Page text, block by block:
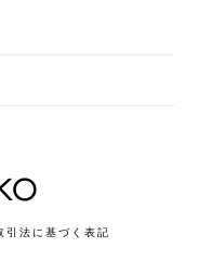
引法に基づく表記